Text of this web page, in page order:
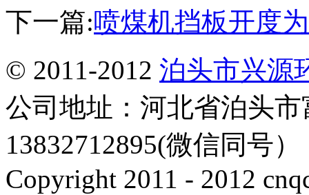
下一篇:喷煤机挡板开度
© 2011-2012 泊头市兴源
公司地址：河北省泊头
13832712895(微信同号
Copyright 2011 - 2012